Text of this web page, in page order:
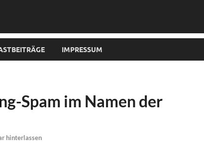
IMPRESSUM
Spam im Namen der
hinterlassen